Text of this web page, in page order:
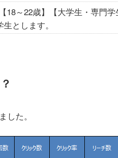
～22歳】【大学生・専門学
とします。
した。